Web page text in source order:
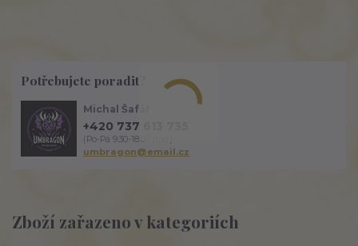
Zboží zařazeno v kategoriích
Potřebujete poradit?
Michal Šafář
+420 737 613 735
(Po-Pá 9:30-18:00 hod.)
umbragon@email.cz